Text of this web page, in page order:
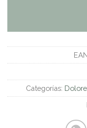
Categorías: